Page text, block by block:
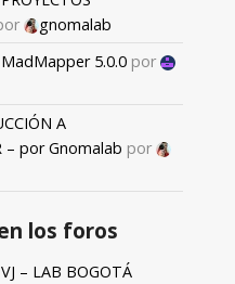
gnomalab
5.0.0 por
A
– por Gnomalab por
los foros
VJ – LAB BOGOTÁ